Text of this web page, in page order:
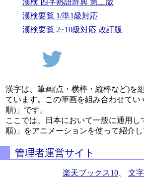
漢検 四字熟語辞典 第二版
漢検要覧 1/準1級対応
漢検要覧 2~10級対応 改訂版
漢字は、筆画(点・横棒・縦棒など)を
ています。この筆画を組み合わせてい
順)」です。
ここでは、日本において一般に通用し
順)」をアニメーションを使って紹介し
管理者運営サイト
楽天ブックス10 文